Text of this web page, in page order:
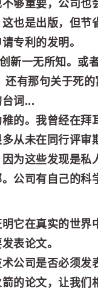
够重要，公司也
也是出版，但节
专利的发明。
新一无所知。或
还有那句关于死
词...
的。我曾经在拜
从未在同行评审
为这些发现是私
公司有自己的科
它在真实的世界
表论文。
公司是否必须发
的论文，让我们